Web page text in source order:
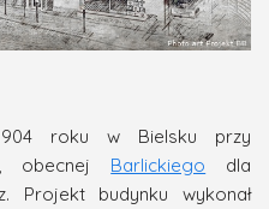
roku w Bielsku przy
obecnej Barlickiego dla
Projekt budynku wykonał